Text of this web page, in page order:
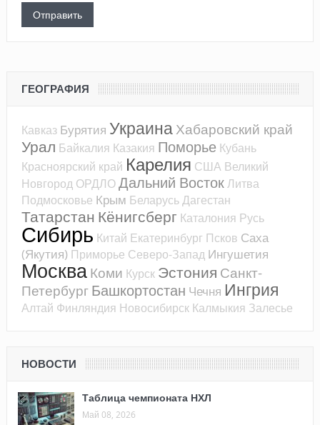
ГЕОГРАФИЯ
Кавказ Бурятия Украина Хабаровский край
Урал Байкалия Казакия Поморье Кубань
Красноярский край Карелия США Великий
Новгород ОРДЛОДальний ВостокЛитва
Подмосковье Крым БеларусьДагестан
Татарстан Кёнигсберг Каталония Русь
Сибирь Китай Екатеринбург Псков Саха
(Якутия) Приморье Северо-Запад Ингушетия
Москва Коми Курск Эстония Санкт-
Петербург Башкортостан Чечня Ингрия
Алтай Финляндия Новосибирск Калмыкия Залесье
НОВОСТИ
Таблица чемпионата НХЛ
Май 08, 2026